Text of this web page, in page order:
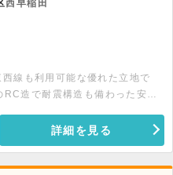
西早稲田
線も利用可能な優れた立地で
造で耐震構造も備わった安心
い。
詳細を見る